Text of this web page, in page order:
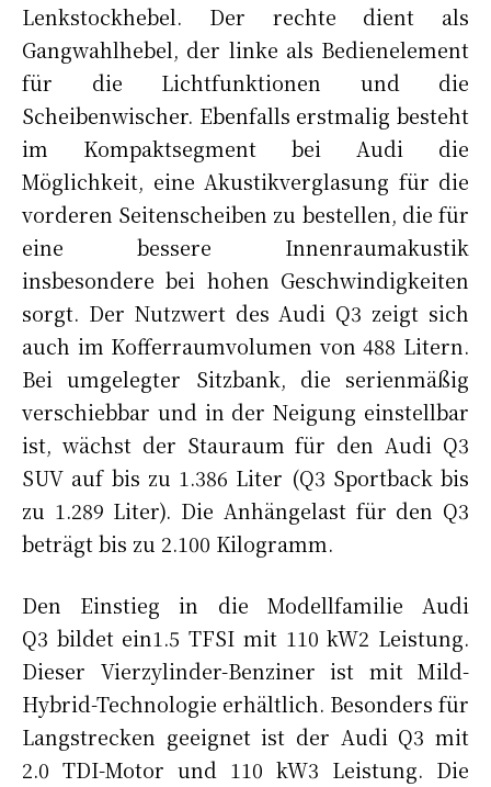
Lenkstockhebel. Der rechte dient als
Gangwahlhebel, der linke als Bedienelement
für die Lichtfunktionen und die
Scheibenwischer. Ebenfalls erstmalig besteht
im Kompaktsegment bei Audi die
Möglichkeit, eine Akustikverglasung für die
vorderen Seitenscheiben zu bestellen, die für
eine bessere Innenraumakustik
insbesondere bei hohen Geschwindigkeiten
sorgt. Der Nutzwert des Audi Q3 zeigt sich
auch im Kofferraumvolumen von 488 Litern.
Bei umgelegter Sitzbank, die serienmäßig
verschiebbar und in der Neigung einstellbar
ist, wächst der Stauraum für den Audi Q3
SUV auf bis zu 1.386 Liter (Q3 Sportback bis
zu 1.289 Liter). Die Anhängelast für den Q3
beträgt bis zu 2.100 Kilogramm.
Den Einstieg in die Modellfamilie Audi
Q3 bildet ein1.5 TFSI mit 110 kW2 Leistung.
Dieser Vierzylinder-Benziner ist mit Mild-
Hybrid-Technologie erhältlich. Besonders für
Langstrecken geeignet ist der Audi Q3 mit
2.0 TDI-Motor und 110 kW3 Leistung. Die